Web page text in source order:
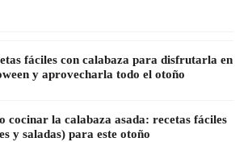
fáciles con calabaza para disfrutarla en
y aprovecharla todo el otoño
cocinar la calabaza asada: recetas fáciles
y saladas) para este otoño